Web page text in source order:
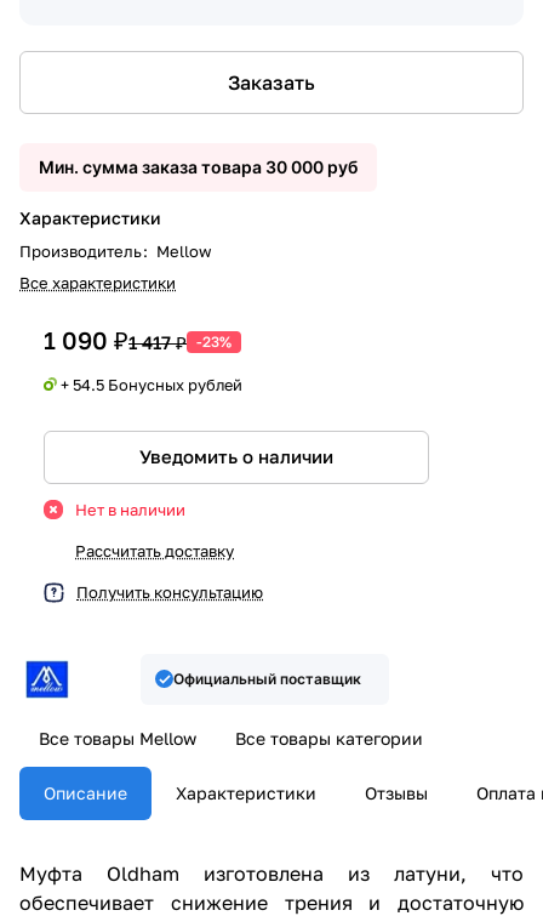
Заказать
Мин. сумма заказа товара 30 000 руб
Характеристики
Производитель: Mellow
Все характеристики
1 090 ₽1 417 ₽ -23%
+ 54.5 Бонусных рублей
Уведомить о наличии
Нет в наличии
Рассчитать доставку
Получить консультацию
Официальный поставщик
Все товары Mellow Все товары категории
Описание Характеристики Отзывы Оплата
Муфта Oldham изготовлена из латуни, что
обеспечивает снижение трения и достаточную